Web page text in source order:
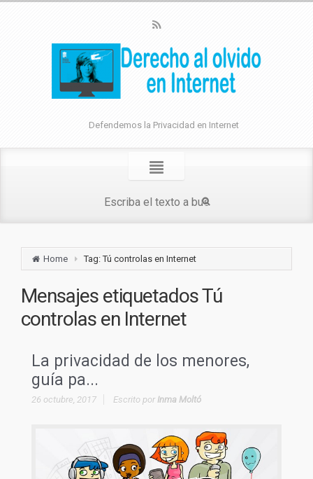
Defendemos la Privacidad en Internet
Home Tag: Tú controlas en Internet
Mensajes etiquetadosTú
controlas en Internet
La privacidad de los menores,
guía pa...
26 octubre, 2017 Escrito por Inma Moltó